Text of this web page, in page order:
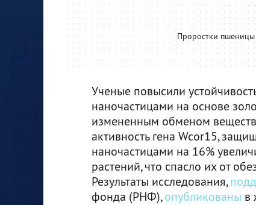
Проростки пшеницы
Ученые повысили
наночастицами на основе
измененным обменом
активность гена Wcor15,
наночастицами на 16%
растений, что спасло их от
Результаты исследования,
фонда (РНФ),опубликованы в